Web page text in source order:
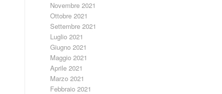
Novembre 2021
Ottobre 2021
Settembre 2021
Luglio 2021
Giugno 2021
Maggio 2021
Aprile 2021
Marzo 2021
Febbraio 2021